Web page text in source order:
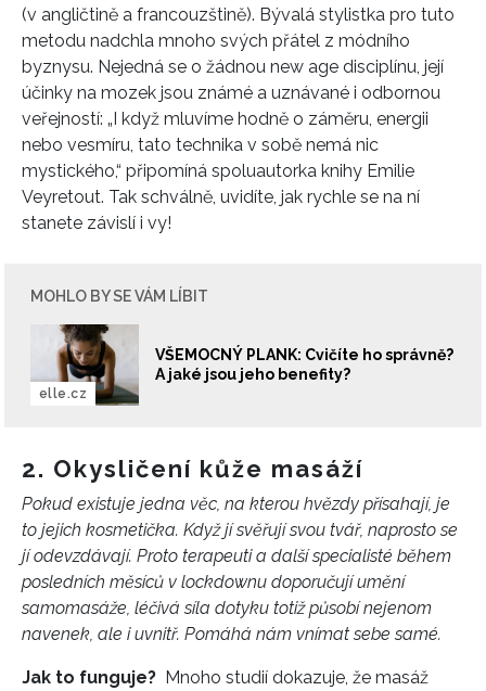
(v angličtině a francouzštině). Bývalá stylistka pro tuto
metodu nadchla mnoho svých přátel z módního
byznysu. Nejedná se o žádnou new age disciplínu, její
účinky na mozek jsou známé a uznávané i odbornou
veřejností: „I když mluvíme hodně o záměru, energii
nebo vesmíru, tato technika v sobě nemá nic
mystického,“ připomíná spoluautorka knihy Emilie
Veyretout. Tak schválně, uvidíte, jak rychle se na ní
stanete závislí i vy!
MOHLO BY SE VÁM LÍBIT
VŠEMOCNÝ PLANK: Cvičíte ho správně?
A jaké jsou jeho benefity?
elle.cz
2. Okysličení kůže masáží
Pokud existuje jedna věc, na kterou hvězdy přísahají, je
to jejich kosmetička. Když jí svěřují svou tvář, naprosto se
jí odevzdávají. Proto terapeuti a další specialisté během
posledních měsíců v lockdownu doporučují umění
samomasáže, léčivá síla dotyku totiž působí nejenom
navenek, ale i uvnitř. Pomáhá nám vnímat sebe samé.
Jak to funguje? Mnoho studií dokazuje, že masáž